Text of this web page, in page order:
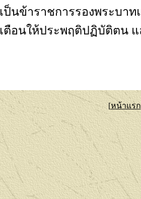
เป็นข้าราชการรองพระบา
เตือนให้ประพฤติปฏิบัติตน
[หน้าแรก